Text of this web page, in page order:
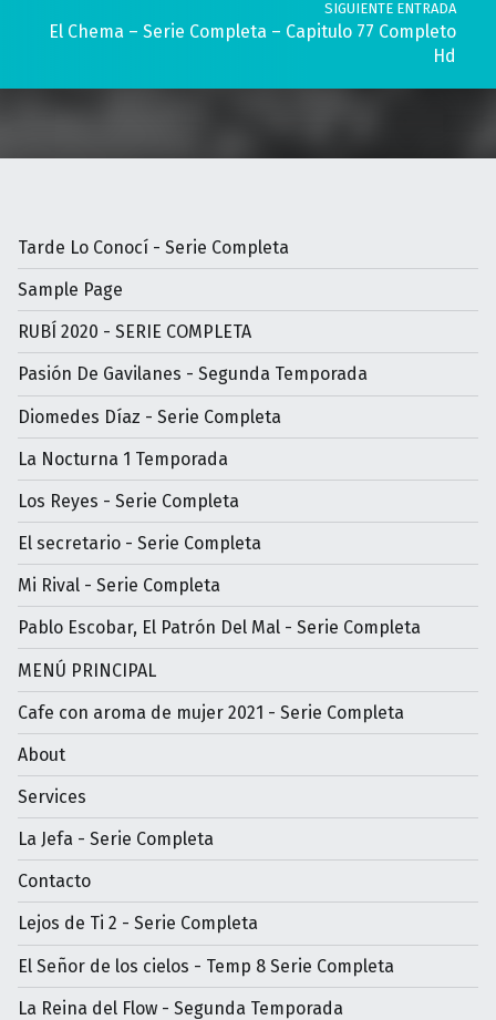
SIGUIENTE ENTRADA
El Chema – Serie Completa – Capitulo 77 Completo
Hd
Tarde Lo Conocí - Serie Completa
Sample Page
RUBÍ 2020 - SERIE COMPLETA
Pasión De Gavilanes - Segunda Temporada
Diomedes Díaz - Serie Completa
La Nocturna 1 Temporada
Los Reyes - Serie Completa
El secretario - Serie Completa
Mi Rival - Serie Completa
Pablo Escobar, El Patrón Del Mal - Serie Completa
MENÚ PRINCIPAL
Cafe con aroma de mujer 2021 - Serie Completa
About
Services
La Jefa - Serie Completa
Contacto
Lejos de Ti 2 - Serie Completa
El Señor de los cielos - Temp 8 Serie Completa
La Reina del Flow - Segunda Temporada